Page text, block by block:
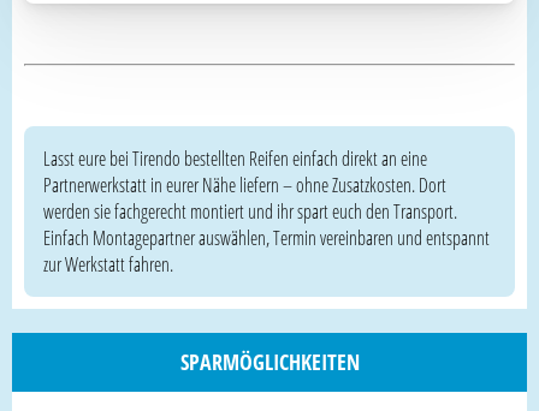
Lasst eure bei Tirendo bestellten Reifen einfach direkt an eine
Partnerwerkstatt in eurer Nähe liefern – ohne Zusatzkosten. Dort
werden sie fachgerecht montiert und ihr spart euch den Transport.
Einfach Montagepartner auswählen, Termin vereinbaren und entspannt
zur Werkstatt fahren.
SPARMÖGLICHKEITEN